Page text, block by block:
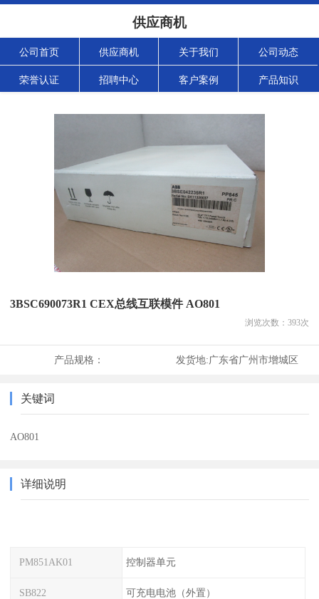
供应商机
公司首页 供应商机 关于我们 公司动态
荣誉认证 招聘中心 客户案例 产品知识
3BSC690073R1 CEX总线互联模件 AO801
浏览次数： 393次
产品规格： 发货地:广东省广州市增城区
关键词
AO801
详细说明
PM851AK01 控制器单元
SB822 可充电电池（外置）